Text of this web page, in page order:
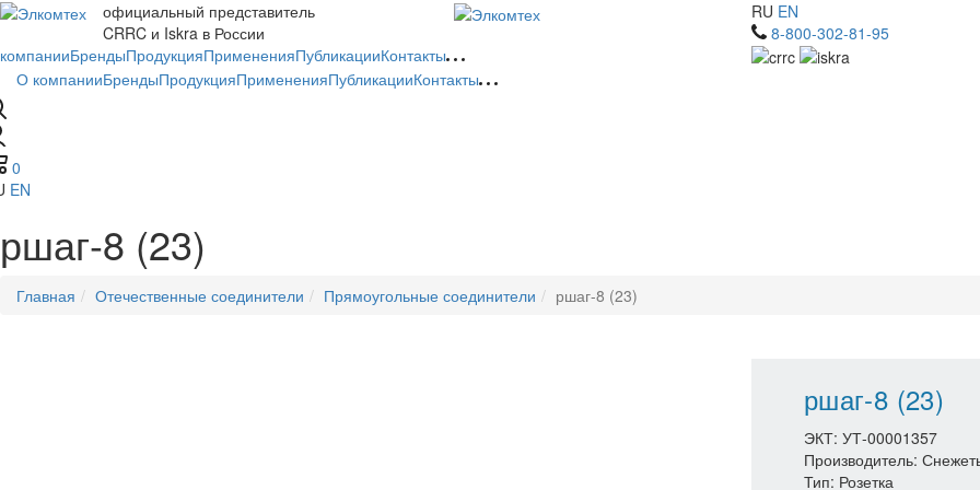
официальный представитель
CRRC и Iskra в России
RU EN
8-800-302-81-95
О компанииБрендыПродукцияПримененияПубликацииКонтакты
БрендыПродукцияПримененияПубликацииКонтакты
0
EN
ршаг-8 (23)
Главная Отечественные соединители Прямоугольные соединители ршаг-8 (23)
ршаг-8 (23)
ЭКТ: УТ-00001357
Производитель:
Тип: Розетка